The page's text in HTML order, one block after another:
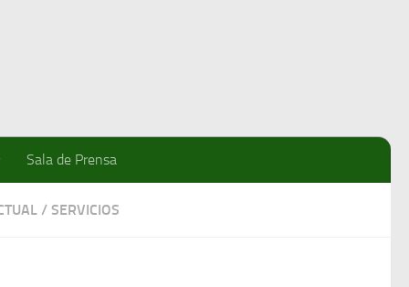
Sala de Prensa
/ SERVICIOS